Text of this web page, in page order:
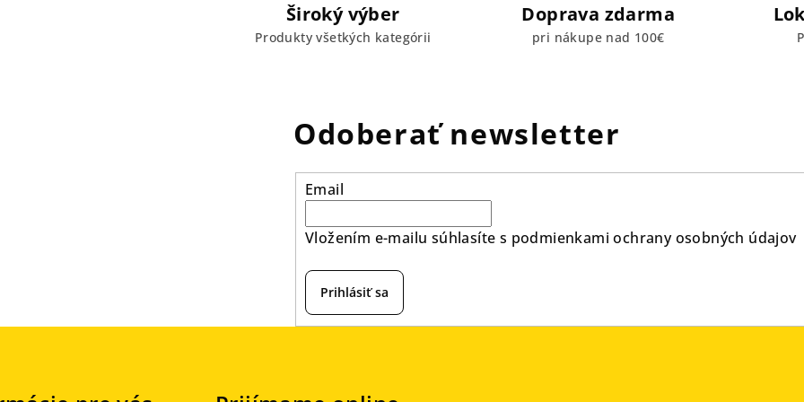
Široký výber
Produkty všetkých kategórii
Doprava zdarma
pri nákupe nad 100€
Odoberať newsletter
Email
Vložením e-mailu súhlasíte s podmienkami ochrany osobných údajov
Prihlásiť sa